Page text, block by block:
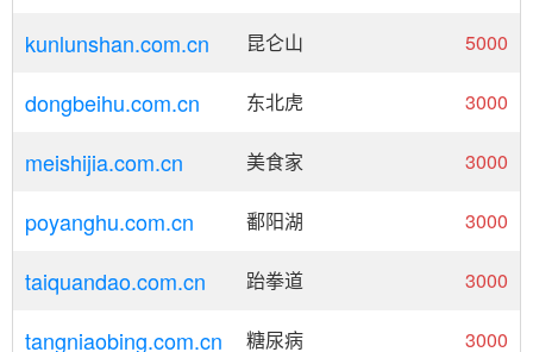
kunlunshan.com.cn 昆仑山 5000
dongbeihu.com.cn 东北虎 3000
meishijia.com.cn 美食家 3000
poyanghu.com.cn 鄱阳湖 3000
taiquandao.com.cn 跆拳道 3000
tangniaobing.com.cn 糖尿病 3000